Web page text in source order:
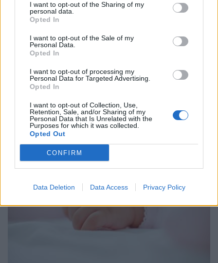
I want to opt-out of the Sharing of my
personal data.
Opted In
I want to opt-out of the Sale of my
Personal Data.
Opted In
I want to opt-out of processing my
Personal Data for Targeted Advertising.
Opted In
I want to opt-out of Collection, Use,
Retention, Sale, and/or Sharing of my
Personal Data that Is Unrelated with the
Purposes for which it was collected.
Opted Out
CONFIRM
Data Deletion Data Access Privacy Policy
Σχετικά Άρθρα